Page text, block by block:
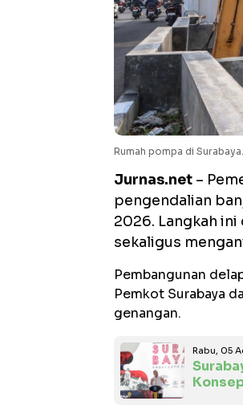
Rumah pompa di
Jurnas.net –
pengendalian
2026. Langkah
sekaligus
Pembangunan
Pemkot Surabaya
genangan.
Rabu, 05